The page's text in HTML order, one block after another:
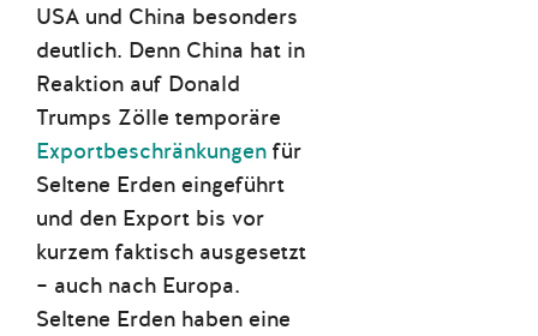
USA und China besonders
deutlich. Denn China hat in
Reaktion auf Donald
Trumps Zölle temporäre
Exportbeschränkungen für
Seltene Erden eingeführt
und den Export bis vor
kurzem faktisch ausgesetzt
– auch nach Europa.
Seltene Erden haben eine